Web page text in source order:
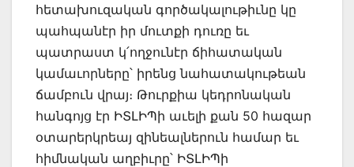
հետախուզական գործակալութիւնը կը
պահպանէր իր մուտքի դուռը եւ
պատրաստ կ՛ողջունէր ճիհատական
կամաւորները՝ իրենց նահատակութեան
ճամբուն վրայ։ Թուրքիա կեդրոնական
հանգոյց էր ԻՏԼԻՊի աւելի քան 50 հազար
օտարերկրեայ զինեալներուն համար եւ
հիմնական աղբիւրը՝ ԻՏԼԻՊի